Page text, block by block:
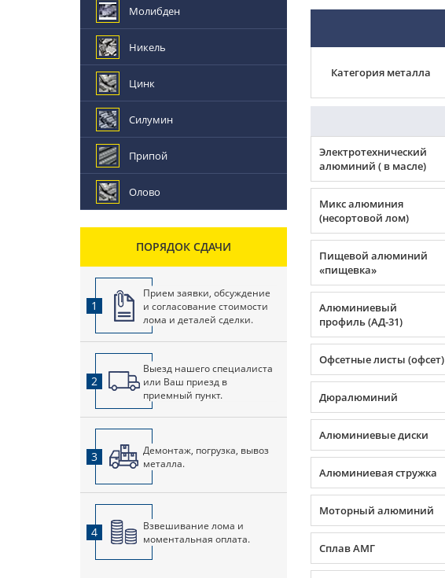
Категория металла
Электротехнический
алюминий ( в масле)
Микс алюминия
(несортовой лом)
Пищевой алюминий
«пищевка»
Алюминиевый
профиль (АД-31)
Офсетные листы (офсет)
Дюралюминий
Алюминиевые диски
Алюминиевая стружка
Моторный алюминий
Сплав АМГ
Молибден
Никель
Цинк
Силумин
Припой
Олово
ПОРЯДОК СДАЧИ
1
Прием заявки, обсуждение
и согласование стоимости
лома и деталей сделки.
2
Выезд нашего специалиста
или Ваш приезд в
приемный пункт.
3
Демонтаж, погрузка, вывоз
металла.
4
Взвешивание лома и
моментальная оплата.